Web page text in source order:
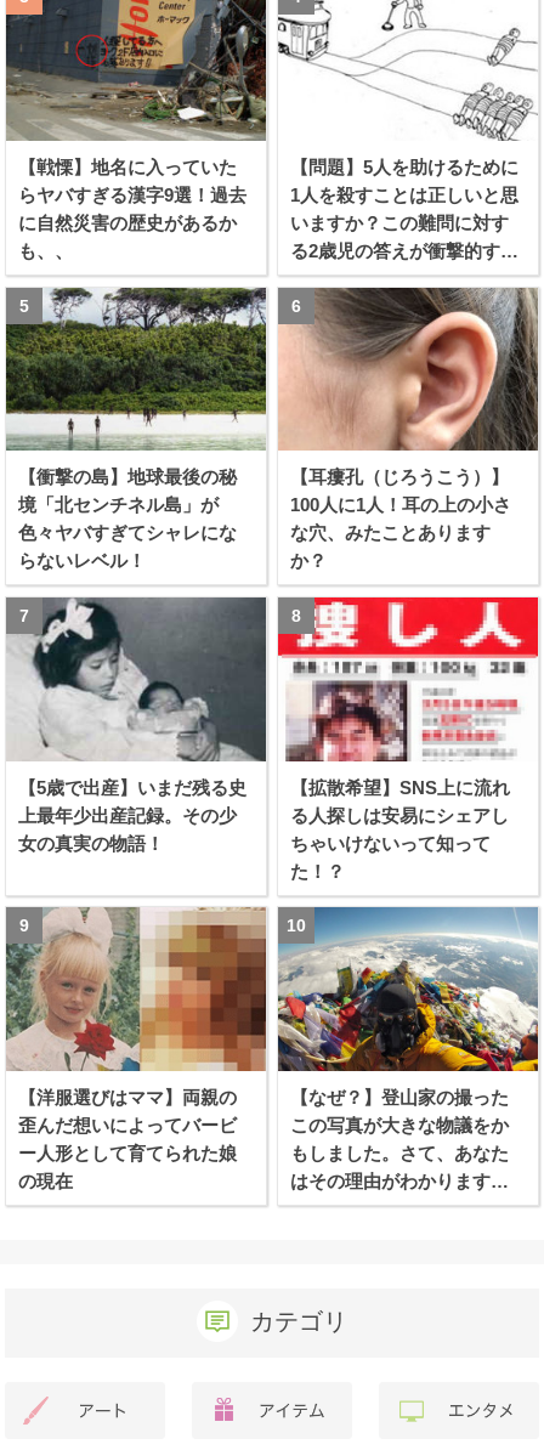
【戦慄】地名に入っていた
らヤバすぎる漢字9選！過去
に自然災害の歴史があるか
も、、
【問題】5人を助けるために
1人を殺すことは正しいと思
いますか？この難問に対す
る2歳児の答えが衝撃的すぎ
る！！
【衝撃の島】地球最後の秘
境「北センチネル島」が
色々ヤバすぎてシャレにな
らないレベル！
【耳瘻孔（じろうこう）】
100人に1人！耳の上の小さ
な穴、みたことあります
か？
【5歳で出産】いまだ残る史
上最年少出産記録。その少
女の真実の物語！
【拡散希望】SNS上に流れ
る人探しは安易にシェアし
ちゃいけないって知って
た！？
【洋服選びはママ】両親の
歪んだ想いによってバービ
ー人形として育てられた娘
の現在
【なぜ？】登山家の撮った
この写真が大きな物議をか
もしました。さて、あなた
はその理由がわかります
か？
カテゴリ